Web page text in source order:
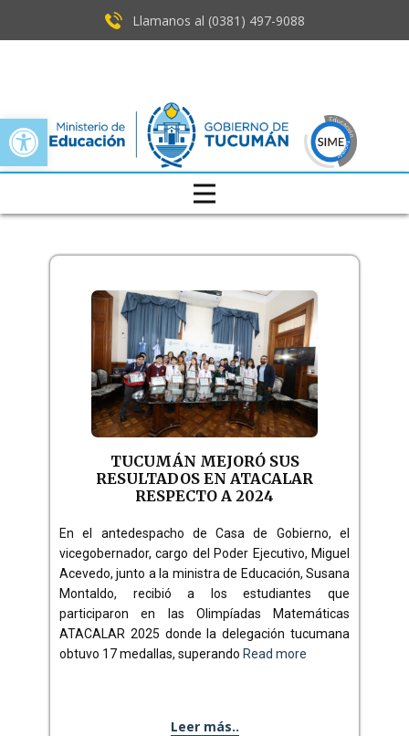
Open toolbar
Llamanos al (0381) ​497-9088
TUCUMÁN MEJORÓ SUS
RESULTADOS EN ATACALAR
RESPECTO A 2024
En el antedespacho de Casa de Gobierno, el
vicegobernador, cargo del Poder Ejecutivo, Miguel
Acevedo, junto a la ministra de Educación, Susana
Montaldo, recibió a los estudiantes que
participaron en las Olimpíadas Matemáticas
ATACALAR 2025 donde la delegación tucumana
obtuvo 17 medallas, superando Read more
Leer más..